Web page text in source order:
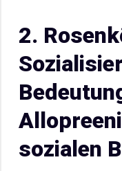
2.
sozialen